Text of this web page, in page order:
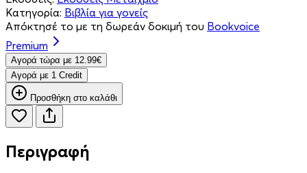
Κατηγορία: Βιβλία για γονείς
Απόκτησέ το με τη δωρεάν δοκιμή του Bookvoice
Premium
Aγορά τώρα με 12.99€
Aγορά με 1 Credit
Προσθήκη στο καλάθι
Περιγραφή